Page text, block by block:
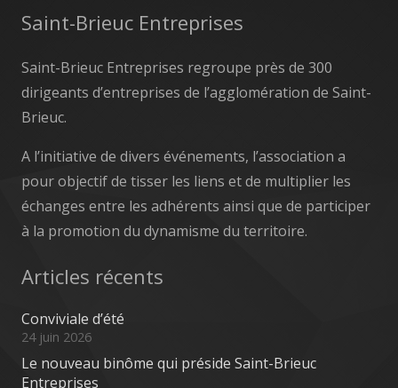
Saint-Brieuc Entreprises
Saint-Brieuc Entreprises regroupe près de 300
dirigeants d’entreprises de l’agglomération de Saint-
Brieuc.
A l’initiative de divers événements, l’association a
pour objectif de tisser les liens et de multiplier les
échanges entre les adhérents ainsi que de participer
à la promotion du dynamisme du territoire.
Articles récents
Conviviale d’été
24 juin 2026
Le nouveau binôme qui préside Saint-Brieuc
Entreprises